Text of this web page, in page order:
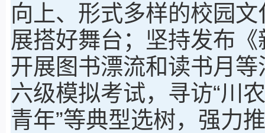
向上、形式多样的校园
展搭好舞台；坚持发布
开展图书漂流和读书月
六级模拟考试，寻访“川
青年”等典型选树，强力